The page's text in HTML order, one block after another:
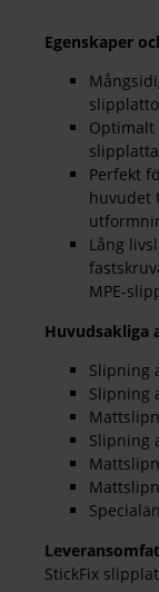
Egenskaper
Optimalt
Perfekt
huvudet
Lång
MPE-
Huvudsakliga
Slipning
Slipning
Slipning
StickFix